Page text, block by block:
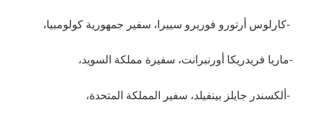
-كارلوس أرتورو فوريرو سييرا، سفير جمهورية كولومبيا،
-ماريا فريدريكا أورنبرانت، سفيرة مملكة السويد،
-ألكسندر جايلز بينفيلد، سفير المملكة المتحدة،